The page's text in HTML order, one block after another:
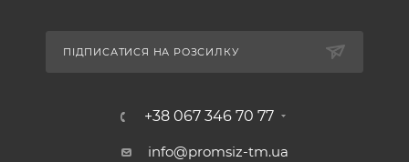
ПІДПИСАТИСЯ НА РОЗСИЛКУ
+38 067 346 70 77
info@promsiz-tm.ua